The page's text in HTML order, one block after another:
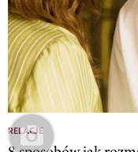
RELACJE